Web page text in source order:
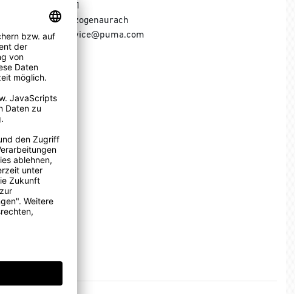
Puma Way 1
91074 Herzogenaurach
E-Mail: service@puma.com